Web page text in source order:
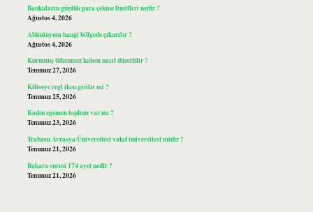
Bankaların günlük para çekme limitleri nedir ?
Ağustos 4, 2026
Alüminyum hangi bölgede çıkarılır ?
Ağustos 4, 2026
Kurumuş tükenmez kalem nasıl düzeltilir ?
Temmuz 27, 2026
Kiliseye regl iken girilir mi ?
Temmuz 25, 2026
Kadın egemen toplum var mı ?
Temmuz 23, 2026
Trabzon Avrasya Üniversitesi vakıf üniversitesi midir ?
Temmuz 21, 2026
Bakara suresi 174 ayet nedir ?
Temmuz 21, 2026